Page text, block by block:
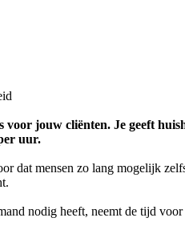
jouw cliënten. Je geeft
uur.
dat mensen zo lang mogelijk
nodig heeft, neemt de tijd